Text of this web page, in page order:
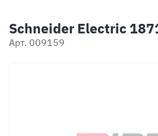
Вопросы и ответы
О компании
Schneider Electric
Арт. 009159